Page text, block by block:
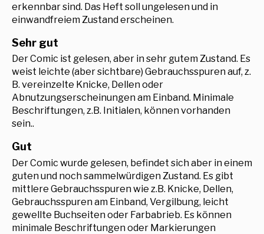
erkennbar sind. Das Heft soll ungelesen und in
einwandfreiem Zustand erscheinen.
Sehr gut
Der Comic ist gelesen, aber in sehr gutem Zustand. Es
weist leichte (aber sichtbare) Gebrauchsspuren auf, z.
B. vereinzelte Knicke, Dellen oder
Abnutzungserscheinungen am Einband. Minimale
Beschriftungen, z.B. Initialen, können vorhanden
sein..
Gut
Der Comic wurde gelesen, befindet sich aber in einem
guten und noch sammelwürdigen Zustand. Es gibt
mittlere Gebrauchsspuren wie z.B. Knicke, Dellen,
Gebrauchsspuren am Einband, Vergilbung, leicht
gewellte Buchseiten oder Farbabrieb. Es können
minimale Beschriftungen oder Markierungen